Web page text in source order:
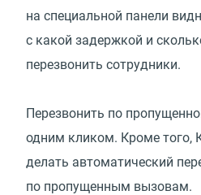
на специальной панели
с какой задержкой и
перезвонить сотрудники.
Перезвонить по
одним кликом. Кроме того,
делать автоматический
по пропущенным вызовам.